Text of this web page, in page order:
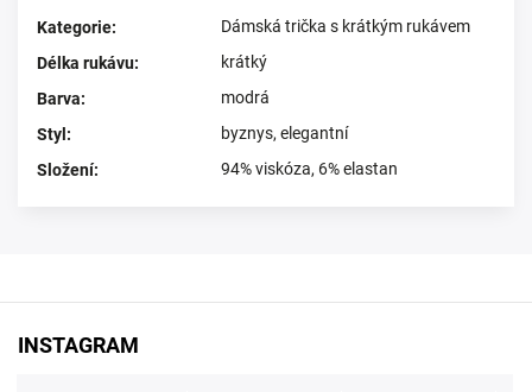
Kategorie:
Dámská trička s krátkým rukávem
Délka rukávu:
krátký
Barva:
modrá
Styl : byznys, elegantní
Složení: 94% viskóza, 6% elastan
INSTAGRAM